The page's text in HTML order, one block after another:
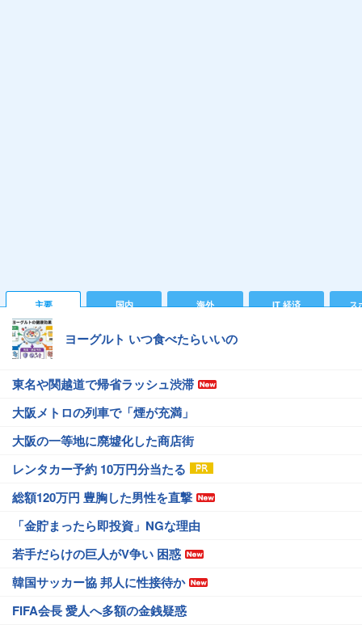
主要 国内 海外 IT 経済 ス
ヨーグルト いつ食べたらいいの
東名や関越道で帰省ラッシュ渋滞
大阪メトロの列車で「煙が充満」
大阪の一等地に廃墟化した商店街
レンタカー予約 10万円分当たる
総額120万円 豊胸した男性を直撃
「金貯まったら即投資」NGな理由
若手だらけの巨人がV争い 困惑
韓国サッカー協 邦人に性接待か
FIFA会長 愛人へ多額の金銭疑惑